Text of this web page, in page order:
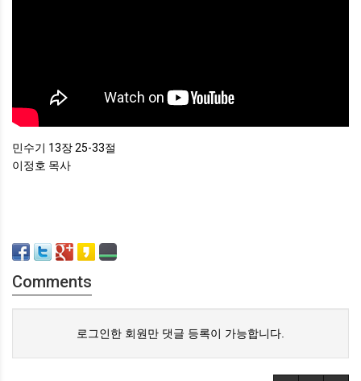
민수기 13장 25-33절
이정호 목사
Comments
로그인한 회원만 댓글 등록이 가능합니다.